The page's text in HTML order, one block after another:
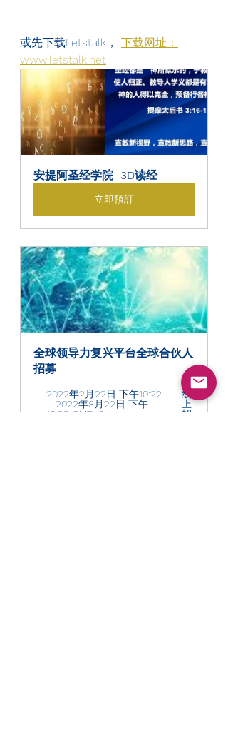
或先下载Letstalk， 下载网址：
www.letstalk.net
安提阿圣经学院  3D读经
立即預訂
全球领导力复兴平台全球合伙人
招募
2022年2月22日 下午10:22
– 2022年8月22日 下午
10:22 GMT+8
线
上
招